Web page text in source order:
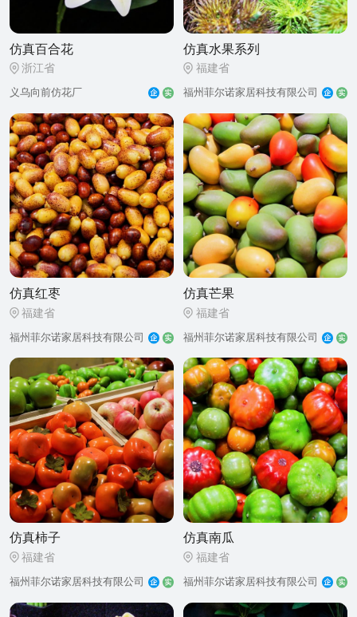
仿真百合花
浙江省
义乌向前仿花厂
仿真水果系列
福建省
福州菲尔诺家居科技有限公司
仿真红枣
福建省
福州菲尔诺家居科技有限公司
仿真芒果
福建省
福州菲尔诺家居科技有限公司
仿真柿子
福建省
福州菲尔诺家居科技有限公司
仿真南瓜
福建省
福州菲尔诺家居科技有限公司